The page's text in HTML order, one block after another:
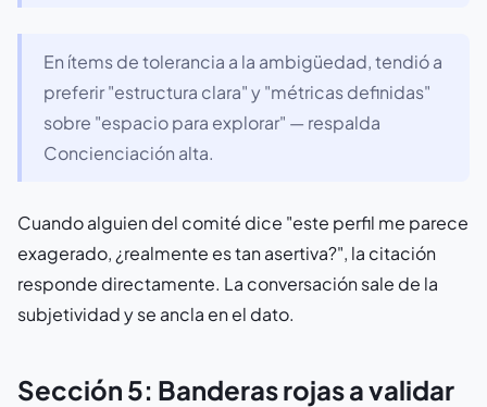
En ítems de tolerancia a la ambigüedad, tendió a
preferir "estructura clara" y "métricas definidas"
sobre "espacio para explorar" — respalda
Concienciación alta.
Cuando alguien del comité dice "este perfil me parece
exagerado, ¿realmente es tan asertiva?", la citación
responde directamente. La conversación sale de la
subjetividad y se ancla en el dato.
Sección 5: Banderas rojas a validar